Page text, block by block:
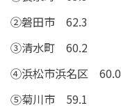
②磐田市 62.3
③清水町 60.2
④浜松市浜名区 60.0
⑤菊川市 59.1